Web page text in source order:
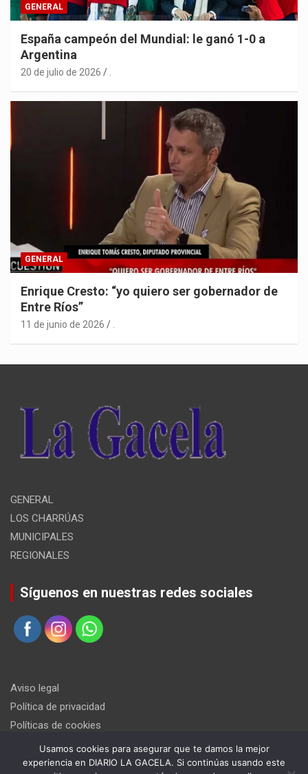
GENERAL
España campeón del Mundial: le ganó 1-0 a
Argentina
20 de julio de 2026
GENERAL
Enrique Cresto: “yo quiero ser gobernador de
Entre Ríos”
11 de junio de 2026 .
GENERAL
LOS CHARRÚAS
MUNICIPALES
REGIONALES
Síguenos en nuestras redes sociales
Aviso legal
Política de privacidad
Políticas de cookies
Usamos cookies para asegurar que te damos la mejor
experiencia en DIARIO LA GACELA. Si continúas usando este